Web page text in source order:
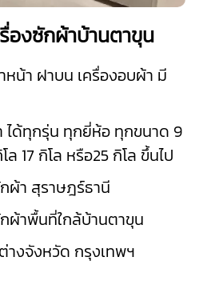
องซักผ้าบ้านตาขุน
หน้า ฝาบน เครื่องอบผ้า มี
ได้ทุกรุ่น ทุกยี่ห้อ ทุกขนาด 9
โล 17 กิโล หรือ25 กิโล ขึ้นไป
ผ้า สุราษฎร์ธานี
ผ้าพื้นที่ใกล้บ้านตาขุน
างจังหวัด กรุงเทพฯ